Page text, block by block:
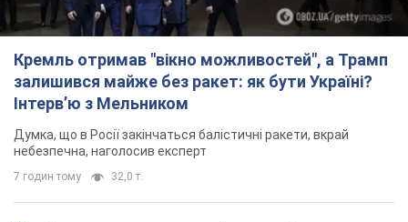
Кремль отримав "вікно можливостей", а Трамп
залишився майже без ракет: як бути Україні?
Інтерв’ю з Мельником
Думка, що в Росії закінчаться балістичні ракети, вкрай
небезпечна, наголосив експерт
7 годин тому 32,0 т.